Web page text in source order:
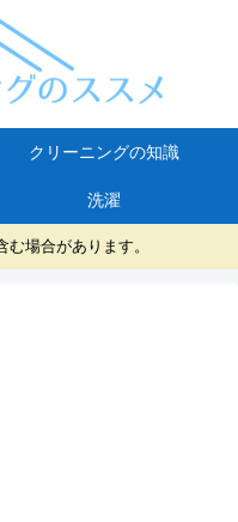
クリーニングの知識
洗濯
場合があります。